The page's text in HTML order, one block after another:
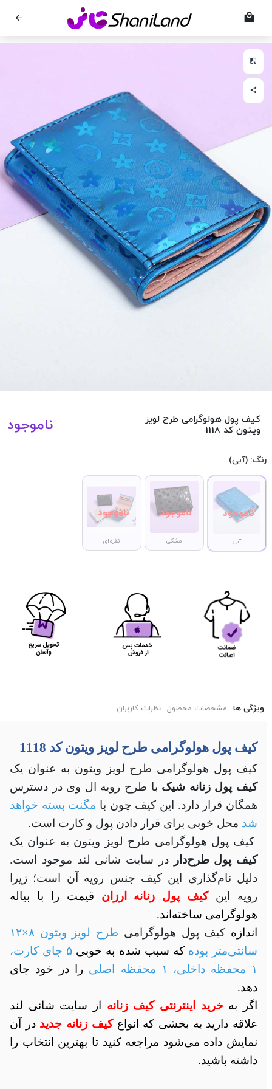
کیف پول هولوگرامی طرح لویز
ویتون کد 1118
ناموجود
رنگ: (آبی)
آبی مشکی نقره‌ای
ویژگی ها مشخصات محصول نظرات کاربران
کیف پول هولوگرامی طرح لویز ویتون کد 1118
کیف پول هولوگرامی طرح لویز ویتون به عنوان یک
کیف پول زنانه شیک با طرح رویه ال وی در دسترس
همگان قرار دارد. این کیف چون با مگنت بسته خواهد
شد محل خوبی برای قرار دادن پول و کارت است.
کیف پول هولوگرامی طرح لویز ویتون به عنوان یک
کیف پول طرح‌داردر سایت شانی لند موجود است‌.
دلیل نام‌گذاری این کیف جنس رویه آن است؛ زیرا
رویه اینکیف پول زنانه ارزان
قیمت را با بیاله
هولوگرامی ساخته‌اند.
اندازه کیف پول هولوگرامی
طرح لویز ویتون ۸×۱۲
سانتی‌متر بوده که سبب شده به خوبی
۵ جای کارت،
۱ محفظه داخلی، ۱ محفظه اصلی
را در خود جای
دهد.
اگر بهخرید اینترنتی کیف زنانه
از سایت شانی لند
علاقه دارید به بخشی که انواعکیف زنانه جدید در آن
نمایش داده می‌شود مراجعه کنید تا بهترین انتخاب را
داشته باشید.